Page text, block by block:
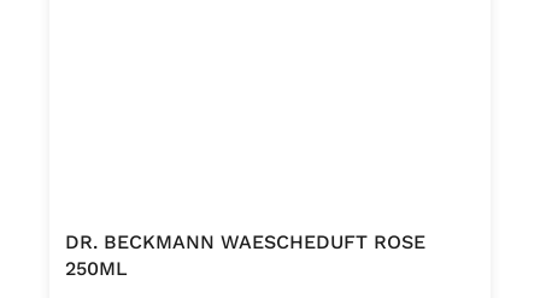
DR. BECKMANN WAESCHEDUFT ROSE
250ML